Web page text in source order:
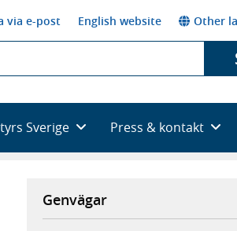
via e-post English website Other
Sverige Press & kontakt
Genvägar